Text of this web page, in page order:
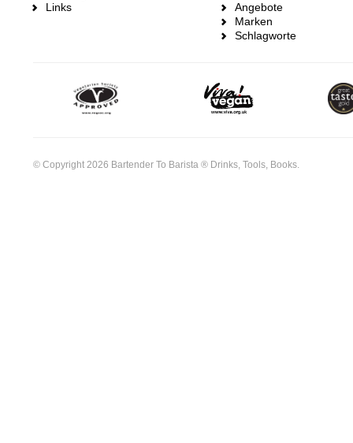
Links
Angebote
Marken
Schlagworte
© Copyright 2026 Bartender To Barista ® Drinks, Tools, Books.